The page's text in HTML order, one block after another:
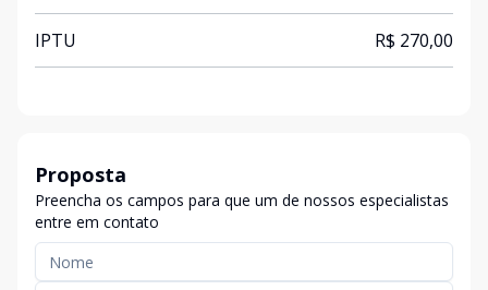
IPTU R$ 270,00
Proposta
Preencha os campos para que um de nossos especialistas
entre em contato